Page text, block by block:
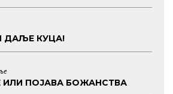
ДАЉЕ КУЦА!
ПОЈАВА БОЖАНСТВА